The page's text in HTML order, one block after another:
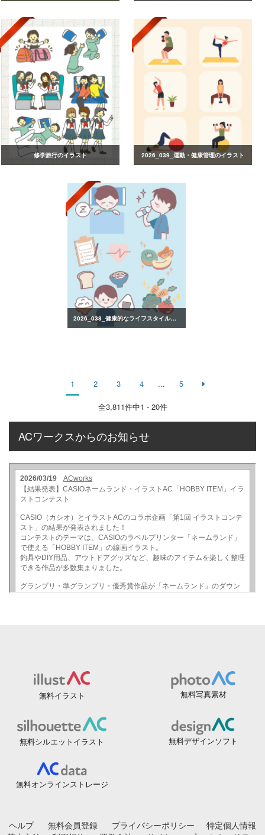
修学旅行のイラスト 2026_039_運動・健康管理のイラスト
2026_038_健康的なライフスタイルのイラスト
1 2 3 4 ... 5
全3,811件中1 - 20件
ACワークスからのお知らせ
無料イラスト 無料写真素材
無料シルエットイラスト 無料デザインソフト
無料オンラインストレージ
ヘルプ 無料会員登録 プライバシーポリシー
特定個人情報